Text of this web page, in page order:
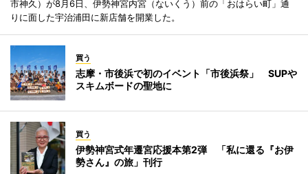
市神久）が8月6日、伊勢神宮内宮（ないくう）前の「おはらい町」通
りに面した宇治浦田に新店舗を開業した。
買う
志摩・市後浜で初のイベント「市後浜祭」 SUPや
スキムボードの聖地に
買う
伊勢神宮式年遷宮応援本第2弾 「私に還る『お伊
勢さん』の旅」刊行